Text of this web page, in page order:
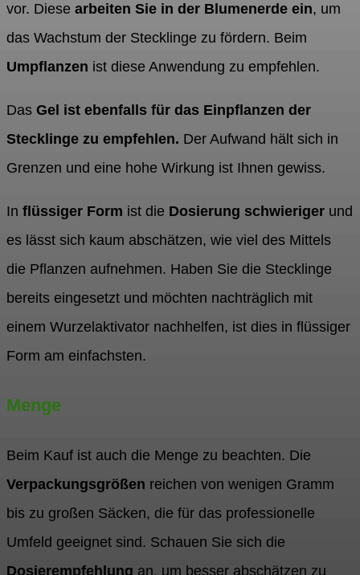
vor. Diese arbeiten Sie in der Blumenerde ein, um
das Wachstum der Stecklinge zu fördern. Beim
Umpflanzen ist diese Anwendung zu empfehlen.
Das Gel ist ebenfalls für das Einpflanzen der
Stecklinge zu empfehlen. Der Aufwand hält sich in
Grenzen und eine hohe Wirkung ist Ihnen gewiss.
In flüssiger Form ist die Dosierung schwieriger und
es lässt sich kaum abschätzen, wie viel des Mittels
die Pflanzen aufnehmen. Haben Sie die Stecklinge
bereits eingesetzt und möchten nachträglich mit
einem Wurzelaktivator nachhelfen, ist dies in flüssiger
Form am einfachsten.
Menge
Beim Kauf ist auch die Menge zu beachten. Die
Verpackungsgrößen reichen von wenigen Gramm
bis zu großen Säcken, die für das professionelle
Umfeld geeignet sind. Schauen Sie sich die
Dosierempfehlung an, um besser abschätzen zu